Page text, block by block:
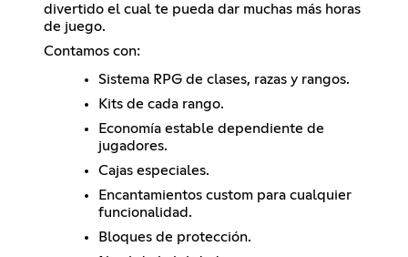
divertido el cual te pueda dar muchas más horas
de juego.
Contamos con:
Sistema RPG de clases, razas y rangos.
Kits de cada rango.
Economía estable dependiente de
jugadores.
Cajas especiales.
Encantamientos custom para cualquier
funcionalidad.
Bloques de protección.